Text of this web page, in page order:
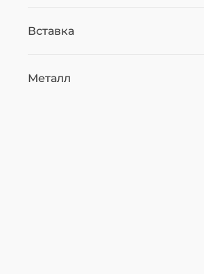
Вставка
Металл